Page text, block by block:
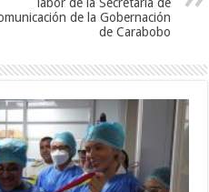
de la Gobernación
de Carabobo